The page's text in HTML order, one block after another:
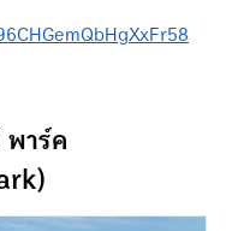
พาร์ค